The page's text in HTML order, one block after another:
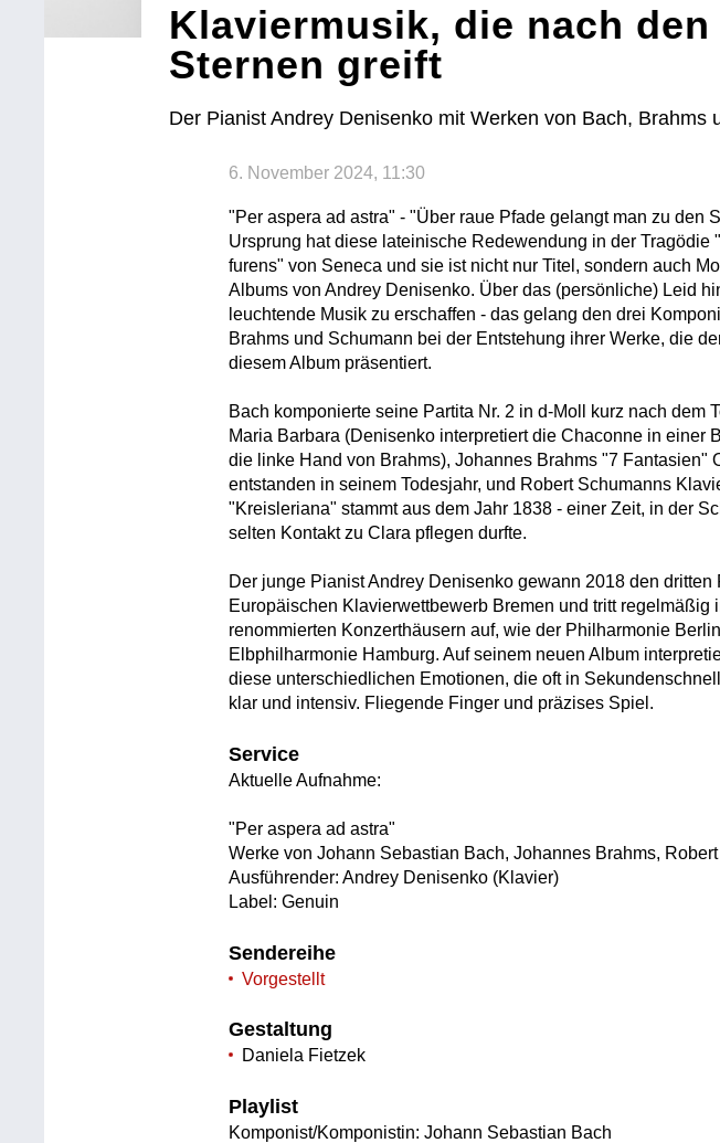
Klaviermusik, die nach den
Sternen greift
Der Pianist Andrey Denisenko mit Werken von Bach, Brahms
6. November 2024, 11:30
"Per aspera ad astra" - "Über raue Pfade gelangt man zu den
Ursprung hat diese lateinische Redewendung in der Tragödie
furens" von Seneca und sie ist nicht nur Titel, sondern auch
Albums von Andrey Denisenko. Über das (persönliche) Leid
leuchtende Musik zu erschaffen - das gelang den drei
Brahms und Schumann bei der Entstehung ihrer Werke, die
diesem Album präsentiert.
Bach komponierte seine Partita Nr. 2 in d-Moll kurz nach dem
Maria Barbara (Denisenko interpretiert die Chaconne in einer
die linke Hand von Brahms), Johannes Brahms "7 Fantasien"
entstanden in seinem Todesjahr, und Robert Schumanns
"Kreisleriana" stammt aus dem Jahr 1838 - einer Zeit, in der
selten Kontakt zu Clara pflegen durfte.
Der junge Pianist Andrey Denisenko gewann 2018 den dritten
Europäischen Klavierwettbewerb Bremen und tritt regelmäßig
renommierten Konzerthäusern auf, wie der Philharmonie
Elbphilharmonie Hamburg. Auf seinem neuen Album
diese unterschiedlichen Emotionen, die oft in
klar und intensiv. Fliegende Finger und präzises Spiel.
Service
Aktuelle Aufnahme:
"Per aspera ad astra"
Werke von Johann Sebastian Bach, Johannes Brahms,
Ausführender: Andrey Denisenko (Klavier)
Label: Genuin
Sendereihe
Vorgestellt
Gestaltung
Daniela Fietzek
Playlist
Komponist/Komponistin: Johann Sebastian Bach